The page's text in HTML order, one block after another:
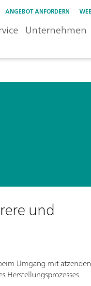
ANGEBOT ANFORDERN
Unternehmen
und
Umgang mit ätzenden
Herstellungsprozesses.